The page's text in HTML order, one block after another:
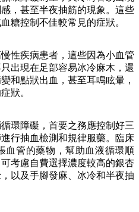
，甚至半夜抽筋的現象。這些
糖控制不佳較常見的症狀。
性疾病患者，這些因為小血管
出現在足部容易冰冷麻木，還
和點狀出血，甚至耳鳴眩暈，
狀。
環障礙，首要之務應控制好三
行抽血檢測和規律服藥。臨床
血管的藥物，幫助血液循環順
考慮自費選擇濃度較高的銀杏
以及手腳發麻、冰冷和半夜抽